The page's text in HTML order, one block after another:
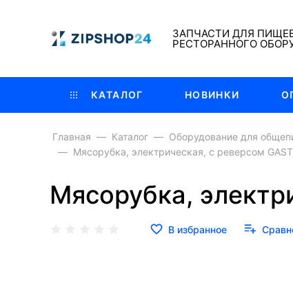
ЗАПЧАСТИ ДЛЯ
РЕСТОРАННОГО
КАТАЛОГ НОВИНКИ
Главная Каталог Оборудование для
Мясорубка, электрическая, с реверсом
Мясорубка,
В избранное